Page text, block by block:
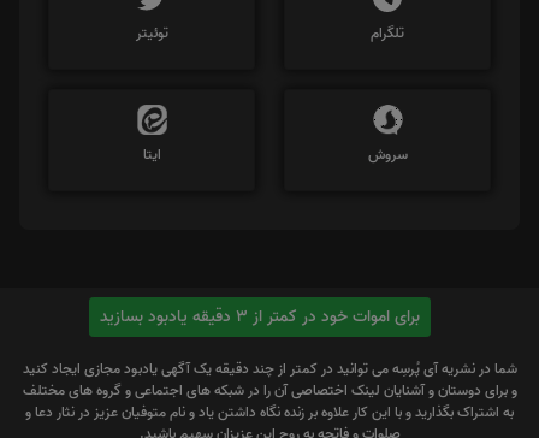
تلگرام توئیتر
سروش ایتا
برای اموات خود در کمتر از 3 دقیقه یادبود بسازید
شما در نشریه آی پُرسِه می توانید در کمتر از چند دقیقه یک آگهی یادبود مجازی ایجاد کنید
و برای دوستان و آشنایان لینک اختصاصی آن را در شبکه های اجتماعی و گروه های مختلف
به اشتراک بگذارید و با این کار علاوه بر زنده نگاه داشتن یاد و نام متوفیان عزیز در نثار دعا و
صلوات و فاتحه به روح این عزیزان سهیم باشید.